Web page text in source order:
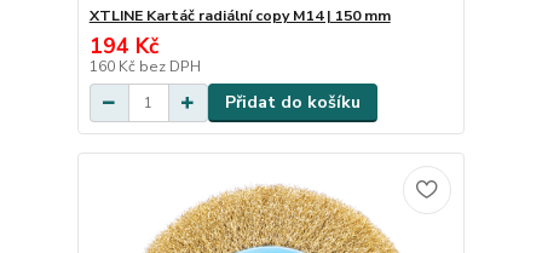
XTLINE Kartáč radiální copy M14 | 150 mm
194 Kč
160 Kč bez DPH
Přidat do košíku